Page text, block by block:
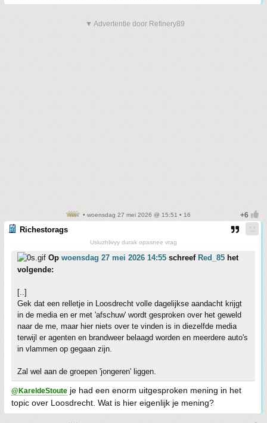
▼ Advertentie door Refinery89
• woensdag 27 mei 2026 @ 15:51 • 16
Richestorags
Usluzhlivyy durak opasnee vrag
Op woensdag 27 mei 2026 14:55 schreef Red_85 het
volgende:
[..]
Gek dat een relletje in Loosdrecht volle dagelijkse aandacht krijgt
in de media en er met 'afschuw' wordt gesproken over het geweld
naar de me, maar hier niets over te vinden is in diezelfde media
terwijl er agenten en brandweer belaagd worden en meerdere auto's
in vlammen op gegaan zijn.
Zal wel aan de groepen 'jongeren' liggen.
@KareldeStoute je had een enorm uitgesproken mening in het
topic over Loosdrecht. Wat is hier eigenlijk je mening?